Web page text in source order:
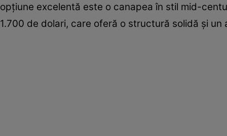
opțiune excelentă este o canapea în stil mid-
1.700 de dolari, care oferă o structură solidă și